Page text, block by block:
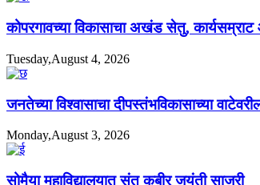
कोपरगावच्या विकासाचा अखंड सेतु, कार्यसम्राट
Tuesday,August 4, 2026
जनतेच्या विश्वासाचा दीपस्तंभविकासाच्या
Monday,August 3, 2026
सोमैया महाविद्यालयात संत कबीर जयंती साजरी